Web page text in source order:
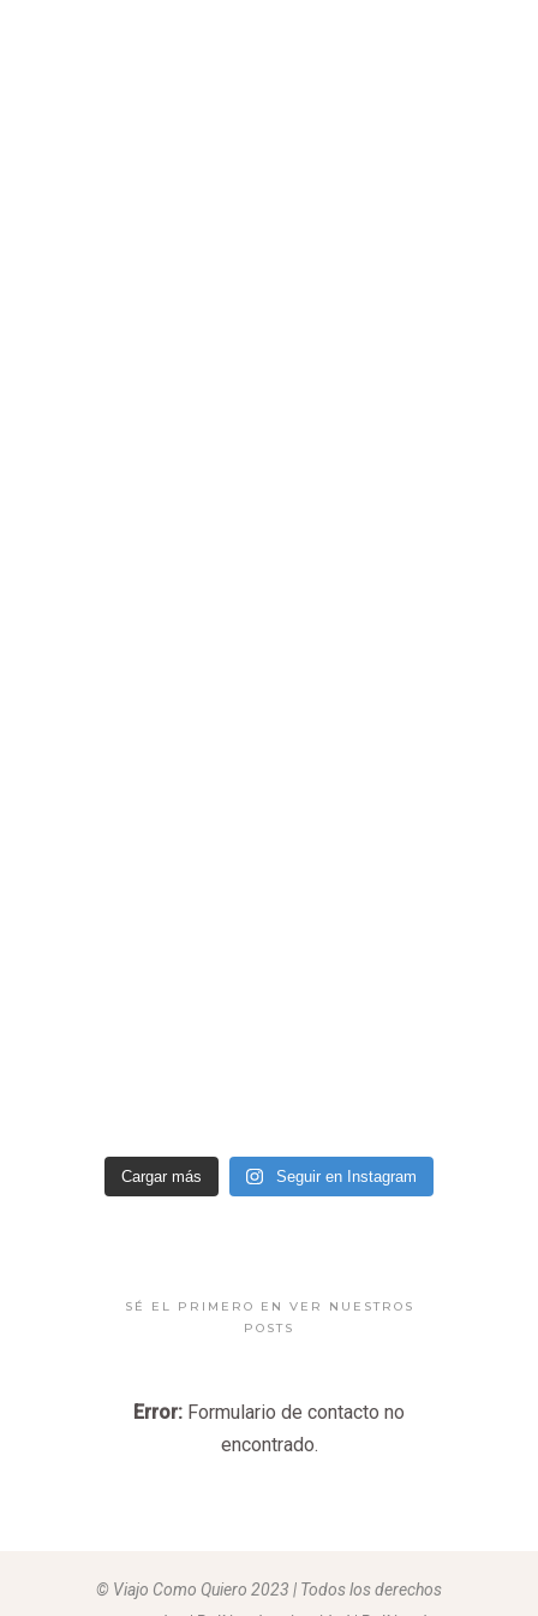
Cargar más Seguir en Instagram
SÉ EL PRIMERO EN VER NUESTROS
POSTS
Error: Formulario de contacto no
encontrado.
© Viajo Como Quiero 2023 | Todos los derechos